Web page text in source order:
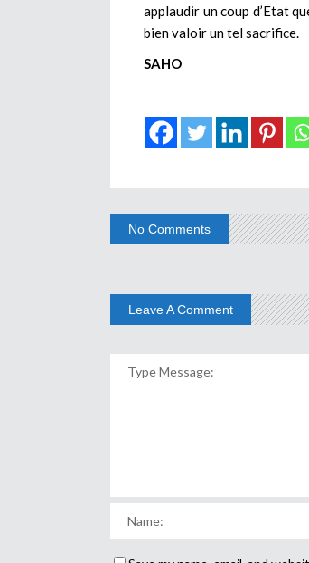
applaudir un coup d’Etat
bien valoir un tel sacrifice.
SAHO
No Comments
Leave A Comment